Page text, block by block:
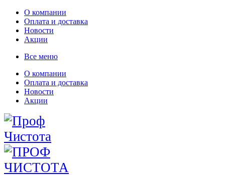
О компании
Оплата и доставка
Новости
Акции
Все меню
О компании
Оплата и доставка
Новости
Акции